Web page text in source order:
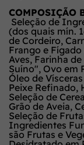
COMPOSIÇÃO
Seleção de
(dos quais mín.
de Cordeiro,
Frango e
Aves, Farinha
Suíno", Ovo em
Óleo de
Peixe Refinado,
Seleção de
Grão de Aveia,
Seleção de
Ingredientes
são Frutas e